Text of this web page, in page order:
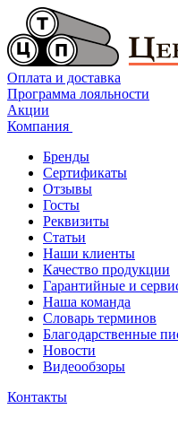
Оплата и доставка
Программа лояльности
Акции
Компания
Бренды
Сертификаты
Отзывы
Госты
Реквизиты
Статьи
Наши клиенты
Качество продукции
Гарантийные и
Наша команда
Словарь терминов
Благодарственные
Новости
Видеообзоры
Контакты